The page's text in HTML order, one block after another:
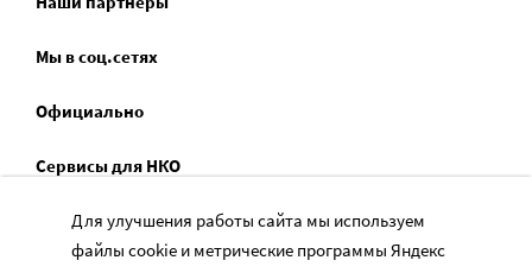
Мы в соц.сетях
Официально
Сервисы для НКО
Спецпроекты
Для улучшения работы сайта мы используем
файлы cookie и метрические программы Яндекс